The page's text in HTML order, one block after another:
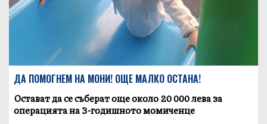
ДА ПОМОГНЕМ НА МОНИ! ОЩЕ МАЛКО ОСТАНА!
Остават да се съберат още около 20 000 лева за
операцията на 3-годишното момиченце